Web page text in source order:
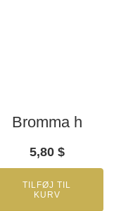
Bromma h
5,80 $
TILFØJ TIL
KURV